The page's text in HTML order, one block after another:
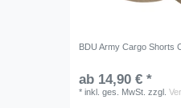
BDU Army Cargo Shorts
ab 14,90 € *
*inkl. ges. MwSt. zzgl.